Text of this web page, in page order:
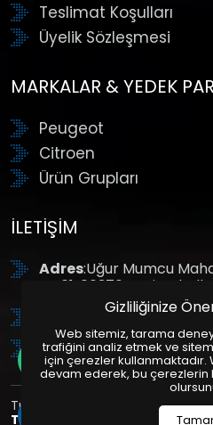
Teslimat Koşulları
Üyelik Sözleşmesi
MARKALAR & YEDEK
Peugeot
Citroen
Ürün Grupları
İLETIŞIM
Adres:Uğur Mumcu
No:61, 06370
: +90 (312) 354 8888
GSM: +90 (532) 343
Tüm Hakları Saklıdır. | Bu site Us
Tasarım
Gizliliğinize
Web sitemiz, tarama
trafiğini analiz etmek ve
için çerezler
devam ederek, bu çerezlerin